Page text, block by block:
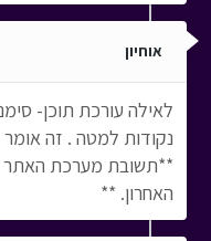
אוחיון
לאילה עורכת תוכן-
נקודות למטה . זה
האחרון. **